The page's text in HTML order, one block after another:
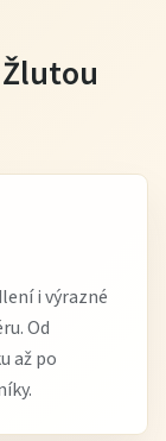
i výrazné
Od
až po